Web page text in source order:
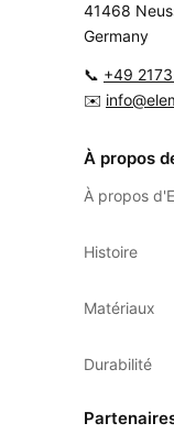
41468
Germany
📞 +49
✉️
À propos
À propos
Histoire
Matériaux
Durabilité